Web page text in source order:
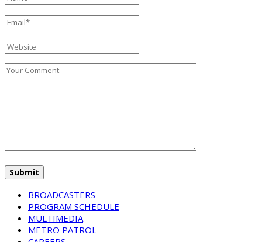
BROADCASTERS
PROGRAM SCHEDULE
MULTIMEDIA
METRO PATROL